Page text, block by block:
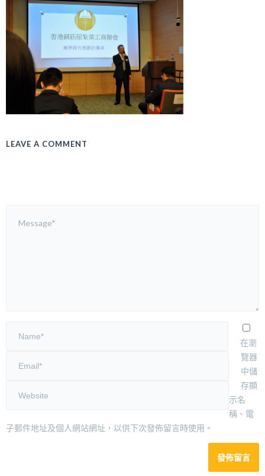
LEAVE A COMMENT
在瀏
覽器
中儲
存顯
示名
稱、電
子郵件地址及個人網站網址，以供下次發佈留言時使用。